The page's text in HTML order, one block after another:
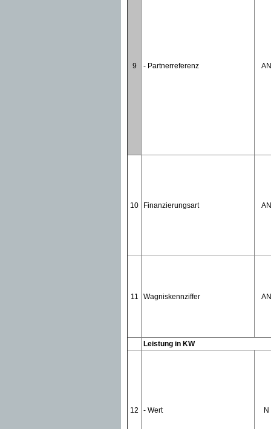
9 - Partnerreferenz AN
10 Finanzierungsart AN
11 Wagniskennziffer AN
Leistung in KW
12 - Wert N